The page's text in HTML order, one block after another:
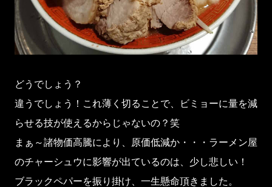
どうでしょう？
違うでしょう！これ薄く切ることで、ビミョーに量を減
らせる技が使えるからじゃないの？笑
まぁ～諸物価高騰により、原価低減か・・・ラーメン屋
のチャーシュウに影響が出ているのは、少し悲しい！
ブラックペパーを振り掛け、一生懸命頂きました。